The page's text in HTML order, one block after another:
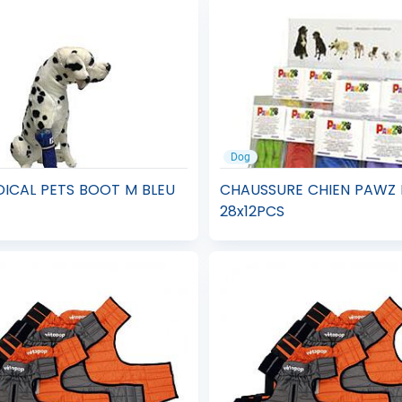
PETS BOOT M BLEU
Dog
CHAUSSURE CHIEN PAWZ
28x12PCS